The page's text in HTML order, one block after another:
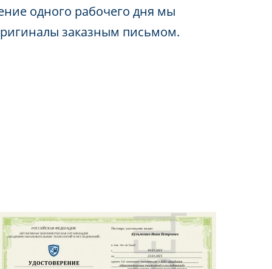
одного рабочего дня мы
заказным письмом.